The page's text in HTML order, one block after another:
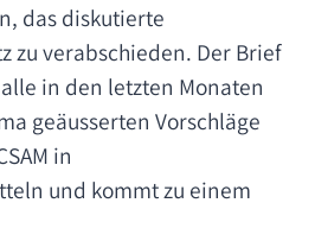
das diskutierte
zu verabschieden. Der Brief
in den letzten Monaten
geäusserten Vorschläge
in
und kommt zu einem